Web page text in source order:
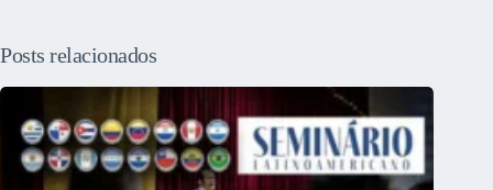
Posts relacionados